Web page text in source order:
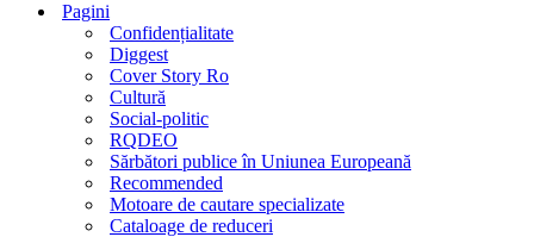
Pagini
Confidențialitate
Diggest
Cover Story Ro
Cultură
Social-politic
RQDEO
Sărbători publice în Uniunea Europeană
Recommended
Motoare de cautare specializate
Cataloage de reduceri